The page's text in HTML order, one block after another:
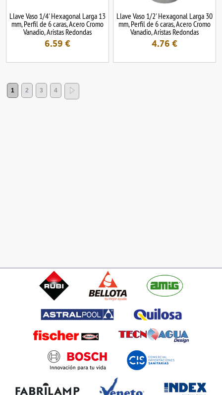
Llave Vaso 1/4' Hexagonal Larga 13
mm, Perfil de 6 caras, Acero Cromo
Vanadio, Aristas Redondas
6.59 €
Llave Vaso 1/2' Hexagonal Larga 30
mm, Perfil de 6 caras, Acero Cromo
Vanadio, Aristas Redondas
4.76 €
1 2 3 4